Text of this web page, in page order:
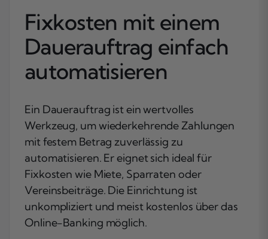
Fixkosten mit einem
Dauerauftrag einfach
automatisieren
Ein Dauerauftrag ist ein wertvolles
Werkzeug, um wiederkehrende Zahlungen
mit festem Betrag zuverlässig zu
automatisieren. Er eignet sich ideal für
Fixkosten wie Miete, Sparraten oder
Vereinsbeiträge. Die Einrichtung ist
unkompliziert und meist kostenlos über das
Online-Banking möglich.